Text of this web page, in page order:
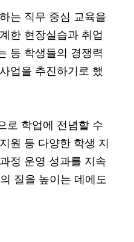
는 직무 중심 교육을
한 현장실습과 취업
등 학생들의 경쟁력
업을 추진하기로 했
로 학업에 전념할 수
원 등 다양한 학생 지
정 운영 성과를 지속
질을 높이는 데에도